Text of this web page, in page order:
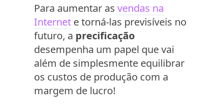
Para aumentar as vendas na
Internet e torná-las previsíveis no
futuro, a precificação
desempenha um papel que vai
além de simplesmente equilibrar
os custos de produção com a
margem de lucro!